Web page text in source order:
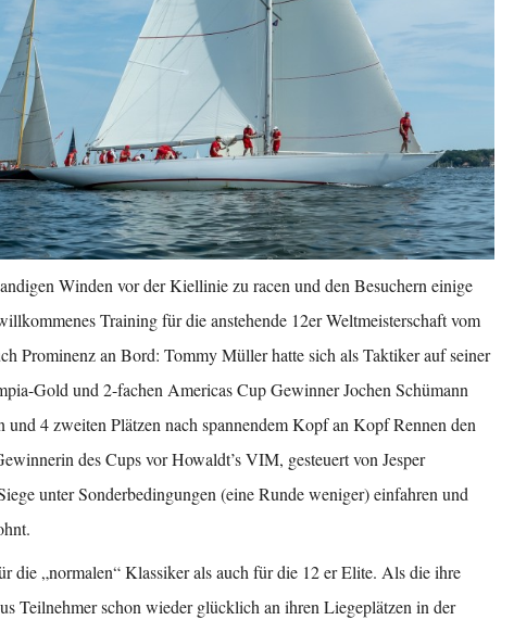
Winden vor der Kiellinie zu racen und den Besuchern einige
Training für die anstehende 12er Weltmeisterschaft vom
Prominenz an Bord: Tommy Müller hatte sich als Taktiker auf seiner
Gold und 2-fachen Americas Cup Gewinner Jochen Schümann
4 zweiten Plätzen nach spannendem Kopf an Kopf Rennen den
des Cups vor Howaldt’s VIM, gesteuert von Jesper
unter Sonderbedingungen (eine Runde weniger) einfahren und
die „normalen“ Klassiker als auch für die 12 er Elite. Als die ihre
Teilnehmer schon wieder glücklich an ihren Liegeplätzen in der